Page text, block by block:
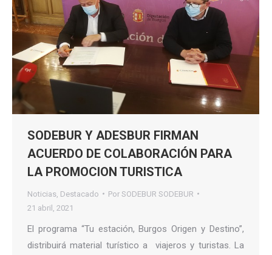
SODEBUR Y ADESBUR FIRMAN
ACUERDO DE COLABORACIÓN PARA
LA PROMOCION TURISTICA
Noticias Destacado Por SODEBUR SODEBUR
21 abril, 2021
El programa “Tu estación, Burgos Origen y Destino”,
distribuirá material turístico a viajeros y turistas. La